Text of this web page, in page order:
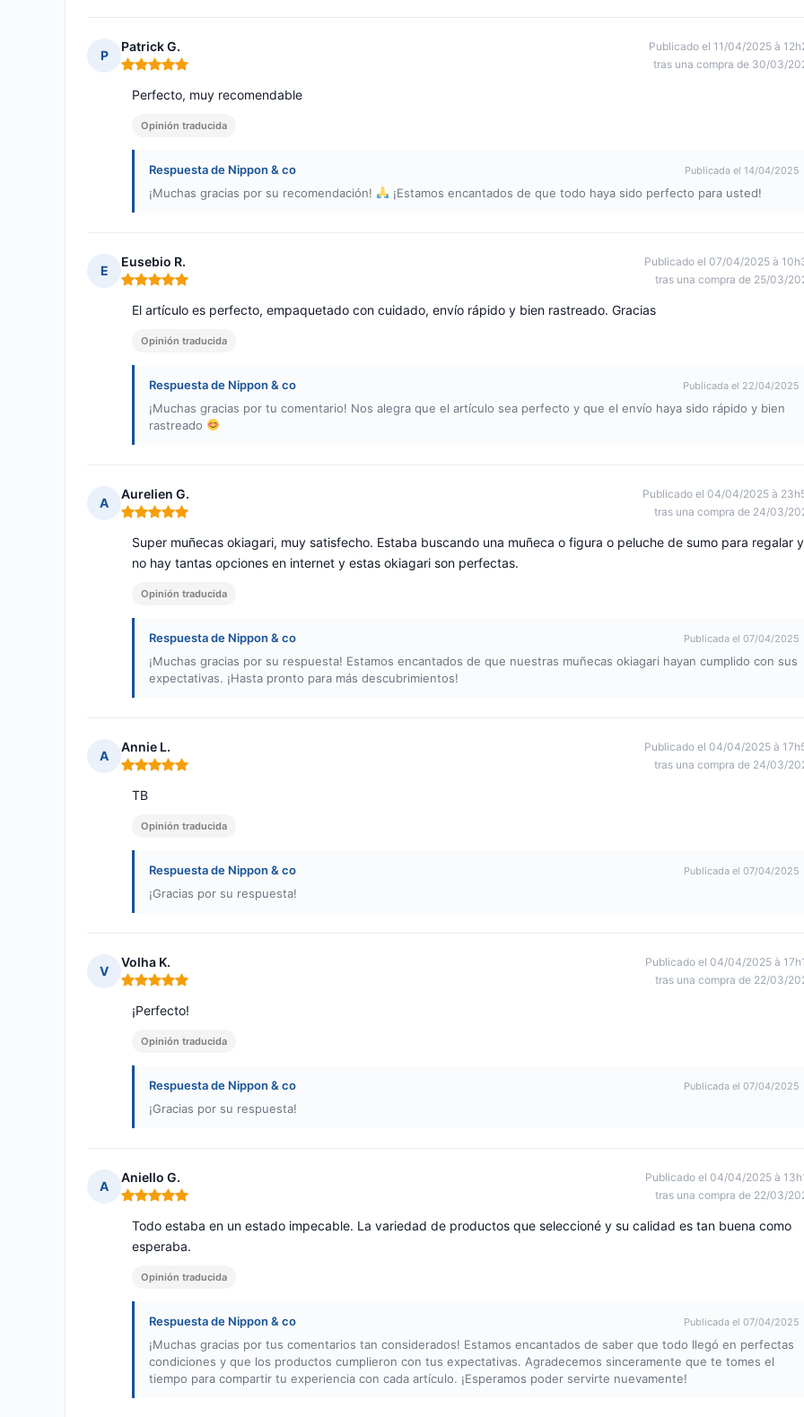
P
Patrick G.
Nota: 5 de 5
Publicado el 11/04/2025 à
tras una compra de 30/03/
Perfecto, muy recomendable
Opinión traducida
Respuesta de Nippon & co Publicada el 14/04/2025
¡Muchas gracias por su recomendación! ¡Estamos encantados de que todo haya sido perfecto para usted!
E
Eusebio R.
Nota: 5 de 5
Publicado el 07/04/2025 à
tras una compra de 25/03/
El artículo es perfecto, empaquetado con cuidado, envío rápido y bien rastreado. Gracias
Opinión traducida
Respuesta de Nippon & co Publicada el 22/04/2025
¡Muchas gracias por tu comentario! Nos alegra que el artículo sea perfecto y que el envío haya sido rápido y bien
rastreado
A
Aurelien G.
Nota: 5 de 5
Publicado el 04/04/2025 à
tras una compra de 24/03/
Super muñecas okiagari, muy satisfecho. Estaba buscando una muñeca o figura o peluche de sumo para regalar y
no hay tantas opciones en internet y estas okiagari son perfectas.
Opinión traducida
Respuesta de Nippon & co Publicada el 07/04/2025
¡Muchas gracias por su respuesta! Estamos encantados de que nuestras muñecas okiagari hayan cumplido con sus
expectativas. ¡Hasta pronto para más descubrimientos!
A
Annie L.
Nota: 5 de 5
Publicado el 04/04/2025 à
tras una compra de 24/03/
TB
Opinión traducida
Respuesta de Nippon & co Publicada el 07/04/2025
¡Gracias por su respuesta!
V
Volha K.
Nota: 5 de 5
Publicado el 04/04/2025 à
tras una compra de 22/03/
¡Perfecto!
Opinión traducida
Respuesta de Nippon & co Publicada el 07/04/2025
¡Gracias por su respuesta!
A
Aniello G.
Nota: 5 de 5
Publicado el 04/04/2025 à
tras una compra de 22/03/
Todo estaba en un estado impecable. La variedad de productos que seleccioné y su calidad es tan buena como
esperaba.
Opinión traducida
Respuesta de Nippon & co Publicada el 07/04/2025
¡Muchas gracias por tus comentarios tan considerados! Estamos encantados de saber que todo llegó en perfectas
condiciones y que los productos cumplieron con tus expectativas. Agradecemos sinceramente que te tomes el
tiempo para compartir tu experiencia con cada artículo. ¡Esperamos poder servirte nuevamente!